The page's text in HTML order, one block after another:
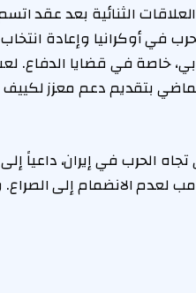
الثنائية بعد عقد اتسم
في أوكرانيا وإعادة
خاصة في قضايا الدفاع.
بتقديم دعم معزز
تجاه الحرب في إيران، داعياً
لعدم الانضمام إلى